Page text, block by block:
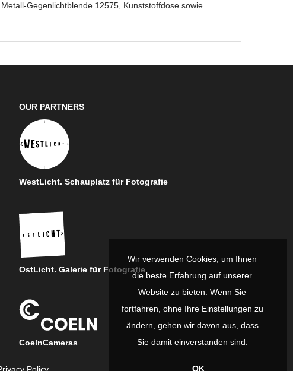
Gegenlichtblende 12575, Kunststoffdose sowie
OUR PARTNERS
WestLicht. Schauplatz für Fotografie
OstLicht. Galerie für Fotografie
CoelnCameras
Wir verwenden Cookies, um Ihnen
die beste Erfahrung auf unserer
Website zu bieten. Wenn Sie
fortfahren, ohne Ihre Einstellungen zu
ändern, gehen wir davon aus, dass
Sie damit einverstanden sind.
OK